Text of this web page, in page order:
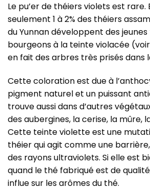
Le pu’er de théiers violets est rare.
seulement 1 à 2% des théiers
du Yunnan développent des
bourgeons à la teinte violacée
en fait des arbres très prisés dans
Cette coloration est due à
pigment naturel et un puissant
trouve aussi dans d’autres
des aubergines, la cerise, la mûre,
Cette teinte violette est une
théier qui agit comme une
des rayons ultraviolets. Si elle est
quand le thé fabriqué est de
influe sur les arômes du thé.